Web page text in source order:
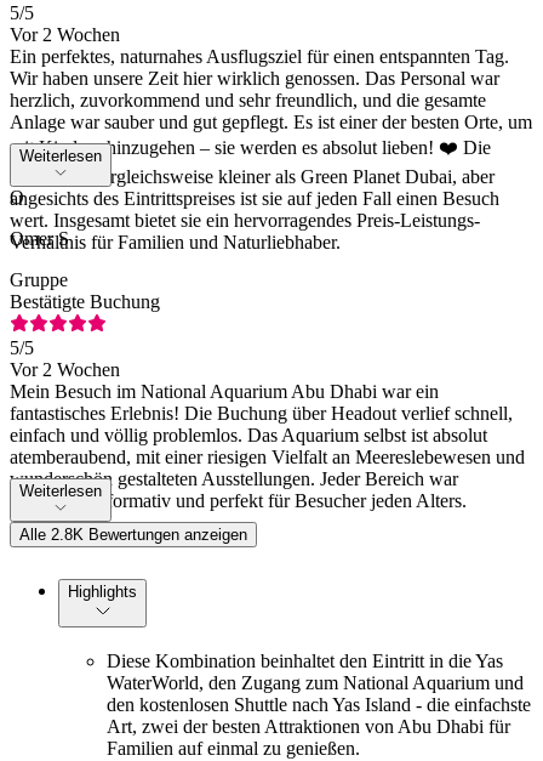
5/5
Vor 2 Wochen
Ein perfektes, naturnahes Ausflugsziel für einen entspannten Tag.
Wir haben unsere Zeit hier wirklich genossen. Das Personal war
herzlich, zuvorkommend und sehr freundlich, und die gesamte
Anlage war sauber und gut gepflegt. Es ist einer der besten Orte, um
mit Kindern hinzugehen – sie werden es absolut lieben! ❤️ Die
Anlage ist vergleichsweise kleiner als Green Planet Dubai, aber
angesichts des Eintrittspreises ist sie auf jeden Fall einen Besuch
wert. Insgesamt bietet sie ein hervorragendes Preis-Leistungs-
Verhältnis für Familien und Naturliebhaber.
Weiterlesen
O
Omer S
Gruppe
Bestätigte Buchung
5/5
Vor 2 Wochen
Mein Besuch im National Aquarium Abu Dhabi war ein
fantastisches Erlebnis! Die Buchung über Headout verlief schnell,
einfach und völlig problemlos. Das Aquarium selbst ist absolut
atemberaubend, mit einer riesigen Vielfalt an Meereslebewesen und
wunderschön gestalteten Ausstellungen. Jeder Bereich war
spannend, informativ und perfekt für Besucher jeden Alters.
Weiterlesen
Alle 2.8K Bewertungen anzeigen
Highlights
Diese Kombination beinhaltet den Eintritt in die Yas
WaterWorld, den Zugang zum National Aquarium und
den kostenlosen Shuttle nach Yas Island - die einfachste
Art, zwei der besten Attraktionen von Abu Dhabi für
Familien auf einmal zu genießen.